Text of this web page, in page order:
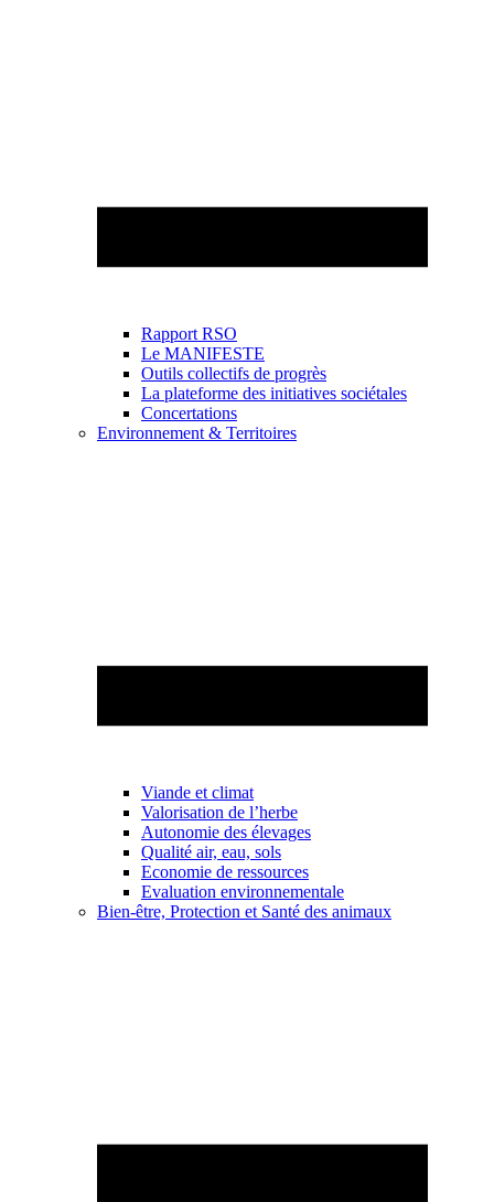
Rapport RSO
Le MANIFESTE
Outils collectifs de progrès
La plateforme des initiatives sociétales
Concertations
Environnement & Territoires
Viande et climat
Valorisation de l’herbe
Autonomie des élevages
Qualité air, eau, sols
Economie de ressources
Evaluation environnementale
Bien-être, Protection et Santé des animaux